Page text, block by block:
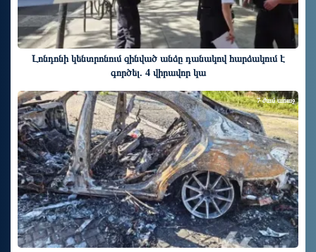
Լոնդոնի կենտրոնում զինված անձը դանակով հարձակում է
գործել. 4 վիրավոր կա
7 ժամ առաջ